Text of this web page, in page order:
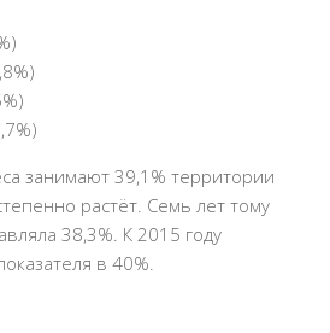
занимают 39,1% территории
растёт. Семь лет тому
38,3%. К 2015 году
в 40%.